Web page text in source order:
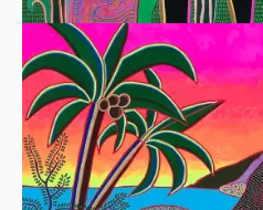
LE GARCON TRISTE